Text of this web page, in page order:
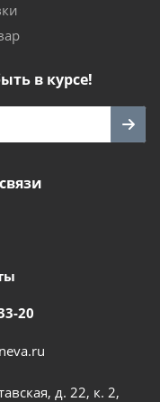
в курсе!
20
д. 22, к. 2,